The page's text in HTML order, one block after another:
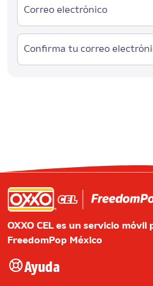
Correo electrónico
Confirma tu correo
OXXO CEL es un servicio
FreedomPop México
Ayuda